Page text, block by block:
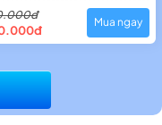
Mua ngay